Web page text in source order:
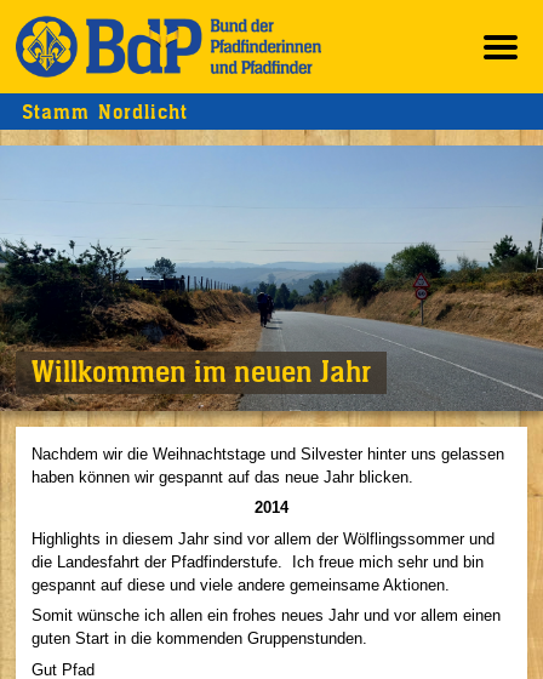
Stamm Nordlicht
Willkommen im neuen Jahr
Nachdem wir die Weihnachtstage und Silvester hinter uns gelassen
haben können wir gespannt auf das neue Jahr blicken.
2014
Highlights in diesem Jahr sind vor allem der Wölflingssommer und
die Landesfahrt der Pfadfinderstufe. Ich freue mich sehr und bin
gespannt auf diese und viele andere gemeinsame Aktionen.
Somit wünsche ich allen ein frohes neues Jahr und vor allem einen
guten Start in die kommenden Gruppenstunden.
Gut Pfad